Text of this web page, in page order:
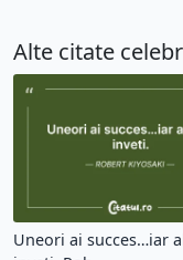
Alte citate
Uneori ai succes…iar